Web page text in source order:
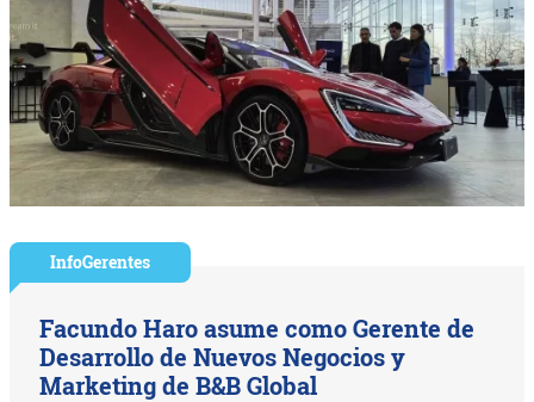
InfoGerentes
Facundo Haro asume como Gerente de
Desarrollo de Nuevos Negocios y
Marketing de B&B Global